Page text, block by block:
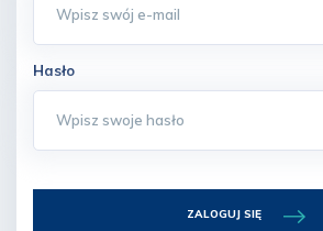
Hasło
ZALOGUJ SIĘ